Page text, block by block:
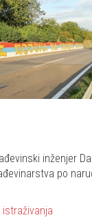
inženjer
po
istraživanja